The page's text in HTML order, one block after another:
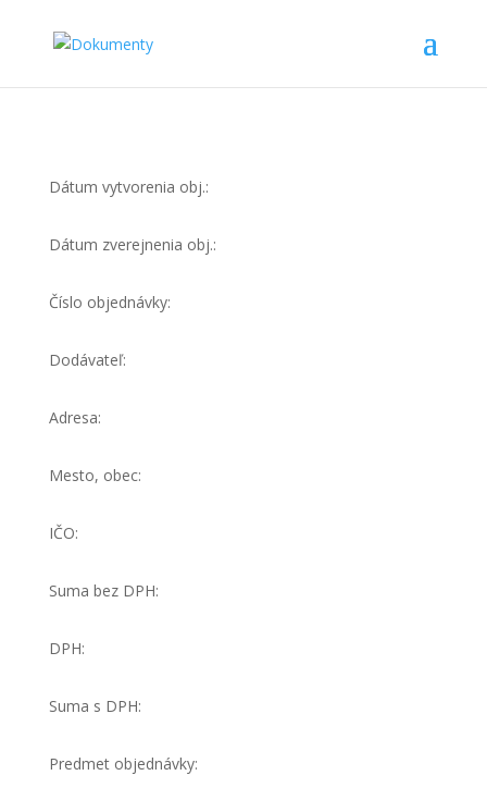
Dátum vytvorenia obj.:
Dátum zverejnenia obj.:
Číslo objednávky:
Dodávateľ:
Adresa:
Mesto, obec:
IČO:
Suma bez DPH:
DPH:
Suma s DPH:
Predmet objednávky: